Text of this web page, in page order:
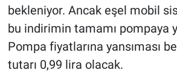
bekleniyor. Ancak eşel mobil
bu indirimin tamamı pompaya
Pompa fiyatlarına yansıması
tutarı 0,99 lira olacak.